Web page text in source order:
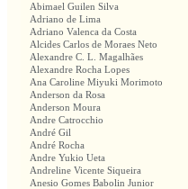
Abimael Guilen Silva
Adriano de Lima
Adriano Valenca da Costa
Alcides Carlos de Moraes Neto
Alexandre C. L. Magalhães
Alexandre Rocha Lopes
Ana Caroline Miyuki Morimoto
Anderson da Rosa
Anderson Moura
Andre Catrocchio
André Gil
André Rocha
Andre Yukio Ueta
Andreline Vicente Siqueira
Anesio Gomes Babolin Junior